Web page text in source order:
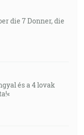
die 7 Donner, die
és a 4 lovak